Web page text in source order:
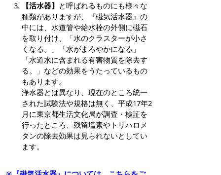
【活水器】 と呼ばれるものにも様々な
種類がありますが、『磁気活水器』の
中には、水道管や給水栓の外側に磁石
を取り付け、「水のクラスターが小さ
くなる。」「水がまろやかになる」
「水道水に含まれる有害物質を除去す
る。」などの効果をうたっているもの
もあります。
浄水器とは異なり、現在のところ統一
された試験法や規格は無く、平成17年2
月に東京都生活文化局が調査・検証を
行ったところ、残留塩素やトリハロメ
タンの除去効果は見られないとしてい
ます。